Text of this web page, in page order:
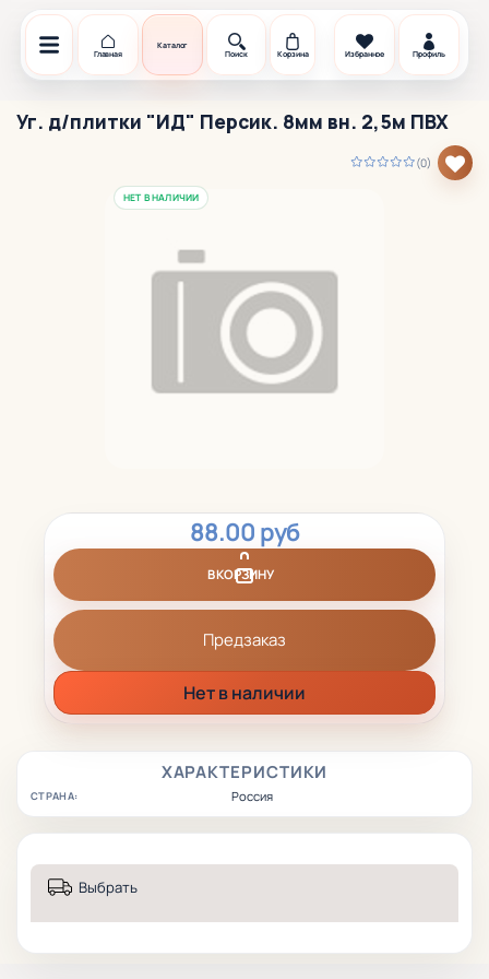
Главная
Каталог
Поиск
Корзина Избранное Профиль
Уг. д/плитки "ИД" Персик. 8мм вн. 2,5м ПВХ
(0)
НЕТ В НАЛИЧИИ
ХАРАКТЕРИСТИКИ
СТРАНА: Россия
88.00 руб
В КОРЗИНУ
Предзаказ
Нет в наличии
Выбрать